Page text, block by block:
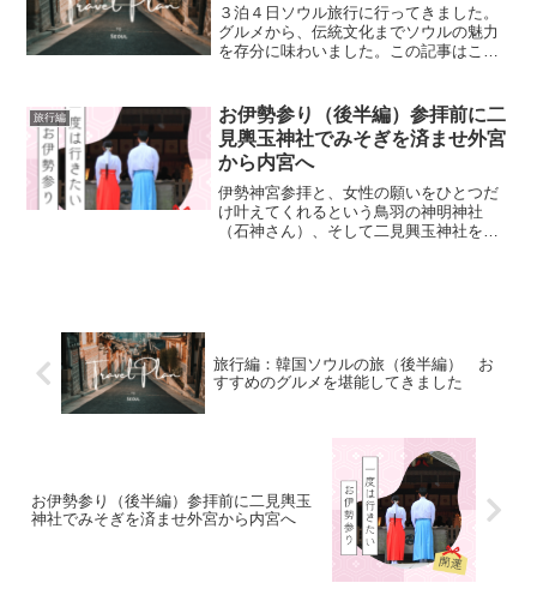
羽
の
明
参
３泊４日ソウル旅行に行ってきました。
グルメから、伝統文化までソウルの魅力
を存分に味わいました。この記事はこれ
役に立つ情報を紹介していますのでぜひ
ご活用ください。福岡空港...
旅行編
お伊勢参り（後半編）参拝前に二
見輿玉神社でみそぎを済ませ外宮
から内宮へ
伊勢神宮参拝と、女性の願いをひとつだ
け叶えてくれるという鳥羽の神明神社
（石神さん）、そして二見興玉神社を訪
旅行編：韓国ソウルの旅（後半編） お
すすめのグルメを堪能してきました
お伊勢参り（後半編）参拝前に二見輿玉
神社でみそぎを済ませ外宮から内宮へ